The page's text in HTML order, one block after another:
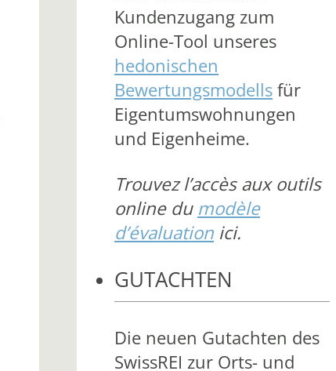
Kundenzugang zum
Online-Tool unseres
hedonischen
Bewertungsmodellsfür
Eigentumswohnungen
und Eigenheime.
Trouvez l’accès aux outils
online du modèle
d’évaluation ici.
GUTACHTEN
Die neuen Gutachten des
SwissREI zur Orts- und